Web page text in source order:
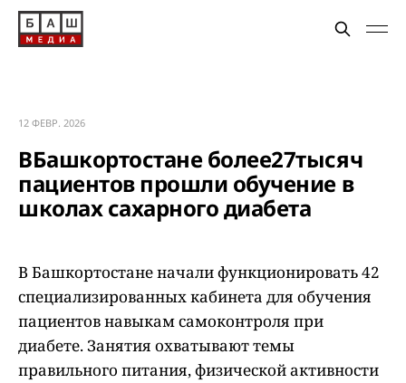
12 ФЕВР. 2026
ВБашкортостане более27тысяч
пациентов прошли обучение в
школах сахарного диабета
В Башкортостане начали функционировать 42
специализированных кабинета для обучения
пациентов навыкам самоконтроля при
диабете. Занятия охватывают темы
правильного питания, физической активности